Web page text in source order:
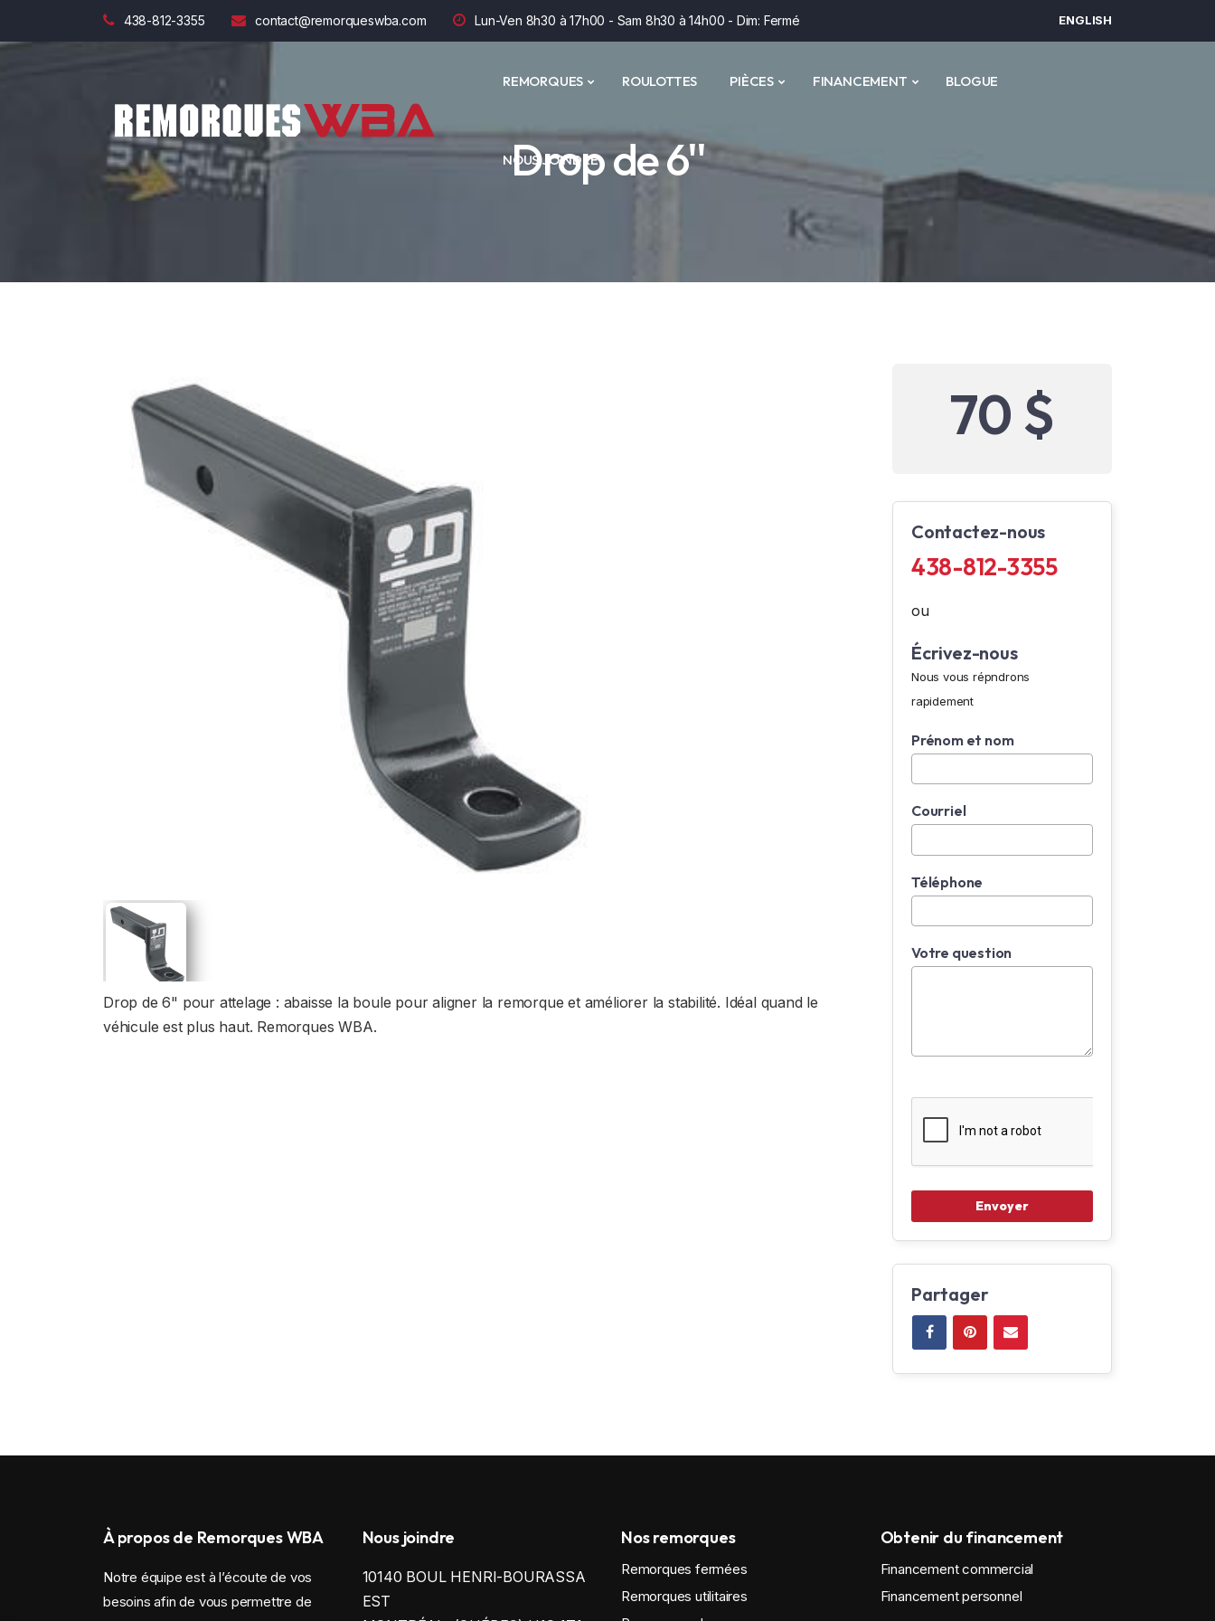
438-812-3355 contact@remorqueswba.com Lun-Ven 8h30 à 17h00 - Sam 8h30 à 14h00 - Dim: Fermé ENGLISH
REMORQUES ROULOTTES PIÈCES FINANCEMENT BLOGUE
NOUS JOINDRE
Drop de 6''
Drop de 6" pour attelage : abaisse la boule pour aligner la remorque et améliorer la stabilité. Idéal quand le
véhicule est plus haut. Remorques WBA.
70 $
Contactez-nous
438-812-3355
ou
Écrivez-nous
Nous vous répndrons
rapidement
Prénom et nom
Courriel
Téléphone
Votre question
Partager
À propos de Remorques WBA
Notre équipe est à l’écoute de vos
besoins afin de vous permettre de
Nous joindre
10140 BOUL HENRI-BOURASSA
EST
Nos remorques
Remorques fermées
Remorques utilitaires
Obtenir du financement
Financement commercial
Financement personnel